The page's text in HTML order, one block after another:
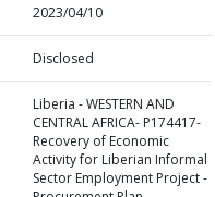
2023/04/10
Disclosed
Liberia - WESTERN AND
CENTRAL AFRICA- P174417-
Recovery of Economic
Activity for Liberian Informal
Sector Employment Project -